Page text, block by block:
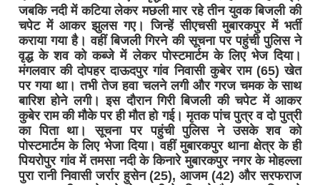
जबकि नदी में कटिया लेकर मछली मार रहे तीन युवक बिजली की
चपेट में आकर झुलस गए। जिन्हें सीएचसी मुबारकपुर में भर्ती
कराया गया है। वहीं बिजली गिरने की सूचना पर पहुंची पुलिस ने
वृद्ध के शव को कब्जे में लेकर पोस्टमार्टम के लिए भेज दिया।
मंगलवार की दोपहर दाऊदपुर गांव निवासी कुबेर राम (65) खेत
पर गया था। तभी तेज हवा चलने लगी और गरज चमक के साथ
बारिश होने लगी। इस दौरान गिरी बिजली की चपेट में आकर
कुबेर राम की मौके पर ही मौत हो गई। मृतक पांच पुत्र व दो पुत्री
का पिता था। सूचना पर पहुंची पुलिस ने उसके शव को
पोस्टमार्टम के लिए भेजा दिया। वहीं मुबारकपुर थाना क्षेत्र के ही
पियरोपुर गांव में तमसा नदी के किनारे मुबारकपुर नगर के मोहल्ला
पुरा रानी निवासी जर्रार हुसेन (25), आजम (42) और सरफराज